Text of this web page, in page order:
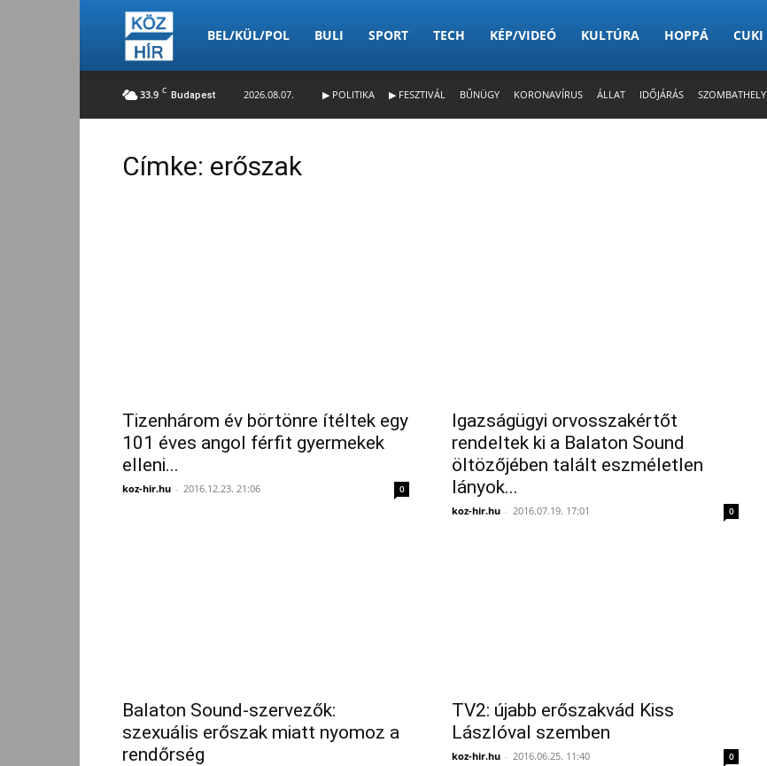
Köz-
Hír
BEL/KÜL/POL BULI SPORT TECH KÉP/VIDEÓ KULTÚRA HOPPÁ CUKI
33.9 C Budapest 2026.08.07. ▶ POLITIKA ▶ FESZTIVÁL BŰNÜGY KORONAVÍRUS ÁLLAT IDŐJÁRÁS SZOMBATHELY
Címke: erőszak
Tizenhárom év börtönre ítéltek egy
101 éves angol férfit gyermekek
elleni...
koz-hir.hu - 2016.12.23. 21:06 0
Igazságügyi orvosszakértőt
rendeltek ki a Balaton Sound
öltözőjében talált eszméletlen
lányok...
koz-hir.hu - 2016.07.19. 17:01 0
Balaton Sound-szervezők:
szexuális erőszak miatt nyomoz a
rendőrség
TV2: újabb erőszakvád Kiss
Lászlóval szemben
koz-hir.hu - 2016.06.25. 11:40 0